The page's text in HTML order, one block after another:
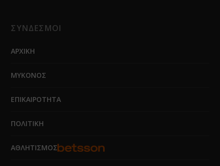
ΣΥΝΔΕΣΜΟΙ
ΑΡΧΙΚΗ
ΜΥΚΟΝΟΣ
ΕΠΙΚΑΙΡΟΤΗΤΑ
ΠΟΛΙΤΙΚΗ
ΑΘΛΗΤΙΣΜΟΣ